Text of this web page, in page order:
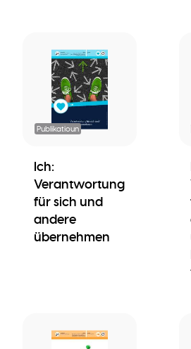
Publikatioun
Ich:
Verantwortung
für sich und
andere
übernehmen